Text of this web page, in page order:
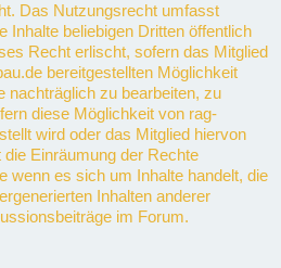
Das Nutzungsrecht umfasst
Inhalte beliebigen Dritten öffentlich
Recht erlischt, sofern das Mitglied
bereitgestellten Möglichkeit
nachträglich zu bearbeiten, zu
diese Möglichkeit von rag-
wird oder das Mitglied hiervon
Einräumung der Rechte
wenn es sich um Inhalte handelt, die
Inhalten anderer
im Forum.